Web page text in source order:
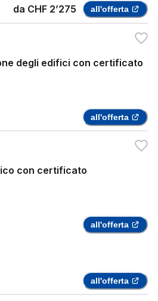
da CHF 2’275 all'offerta
degli edifici con certificato
all'offerta
con certificato
all'offerta
all'offerta